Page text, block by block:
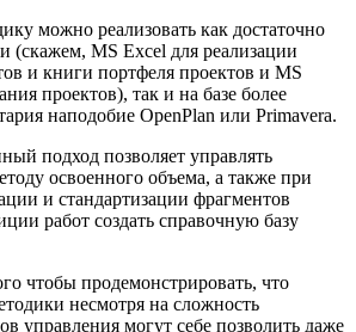
можно реализовать как достаточно
(скажем, MS Excel для реализации
и книги портфеля проектов и MS
проектов), так и на базе более
наподобие OpenPlan или Primavera.
подход позволяет управлять
освоенного объема, а также при
и стандартизации фрагментов
работ создать справочную базу
чтобы продемонстрировать, что
несмотря на сложность
управления могут себе позволить даже